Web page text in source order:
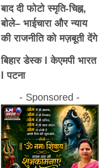
बाद दी फोटो स्मृति-चिह्न,
बोले– भाईचारा और न्याय
की राजनीति को मज़बूती देंगे
बिहार डेस्क l केएमपी भारत
l पटना
- Sponsored -